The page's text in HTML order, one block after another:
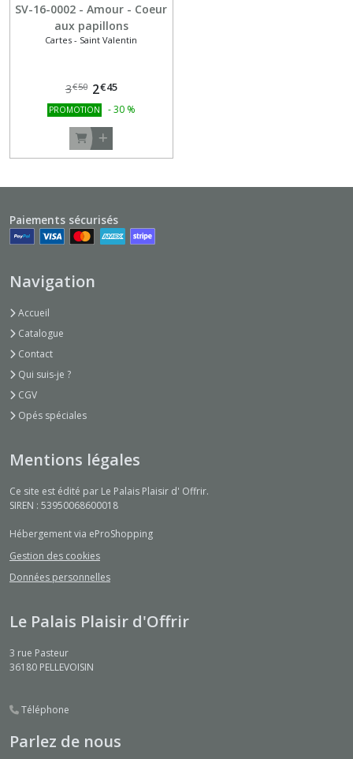
SV-16-0002 - Amour - Coeur
aux papillons
Cartes - Saint Valentin
3€50 2€45
PROMOTION -30 %
Paiements sécurisés
Navigation
Accueil
Catalogue
Contact
Qui suis-je ?
CGV
Opés spéciales
Mentions légales
Ce site est édité par Le Palais Plaisir d' Offrir.
SIREN : 53950068600018
Hébergement via eProShopping
Gestion des cookies
Données personnelles
Le Palais Plaisir d'Offrir
3 rue Pasteur
36180 PELLEVOISIN
Téléphone
Parlez de nous